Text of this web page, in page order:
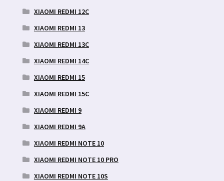
XIAOMI REDMI 12C
XIAOMI REDMI 13
XIAOMI REDMI 13C
XIAOMI REDMI 14C
XIAOMI REDMI 15
XIAOMI REDMI 15C
XIAOMI REDMI 9
XIAOMI REDMI 9A
XIAOMI REDMI NOTE 10
XIAOMI REDMI NOTE 10 PRO
XIAOMI REDMI NOTE 10S